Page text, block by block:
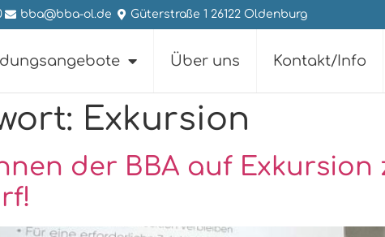
bba@bba-ol.de Güterstraße 1 26122 Oldenburg
Über uns Kontakt/Info
Exkursion
der BBA auf